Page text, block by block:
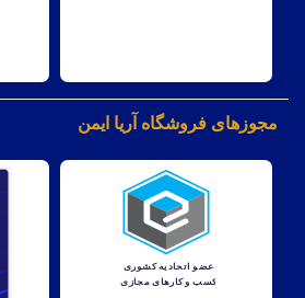
مجوزهای فروشگاه آریا ایمن